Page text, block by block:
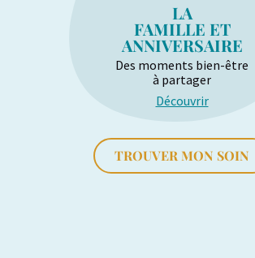
LA
FAMILLE ET
ANNIVERSAIRE
Des moments bien-être
à partager
Découvrir
TROUVER MON SOIN